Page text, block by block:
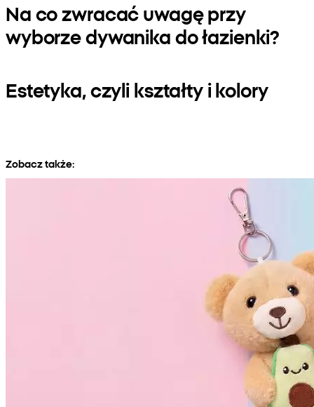
Na co zwracać uwagę przy
wyborze dywanika do łazienki?
Estetyka, czyli kształty i kolory
Zobacz także: